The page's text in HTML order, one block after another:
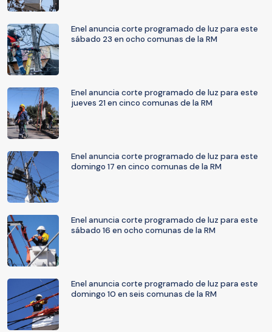
Enel anuncia corte programado de luz para este
sábado 23 en ocho comunas de la RM
Enel anuncia corte programado de luz para este
jueves 21 en cinco comunas de la RM
Enel anuncia corte programado de luz para este
domingo 17 en cinco comunas de la RM
Enel anuncia corte programado de luz para este
sábado 16 en ocho comunas de la RM
Enel anuncia corte programado de luz para este
domingo 10 en seis comunas de la RM